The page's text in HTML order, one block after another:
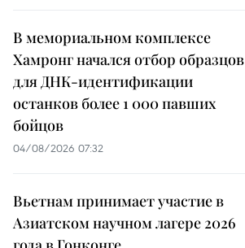
В мемориальном комплексе
Хамронг начался отбор образцов
для ДНК-идентификации
останков более 1 000 павших
бойцов
04/08/2026 07:32
Вьетнам принимает участие в
Азиатском научном лагере 2026